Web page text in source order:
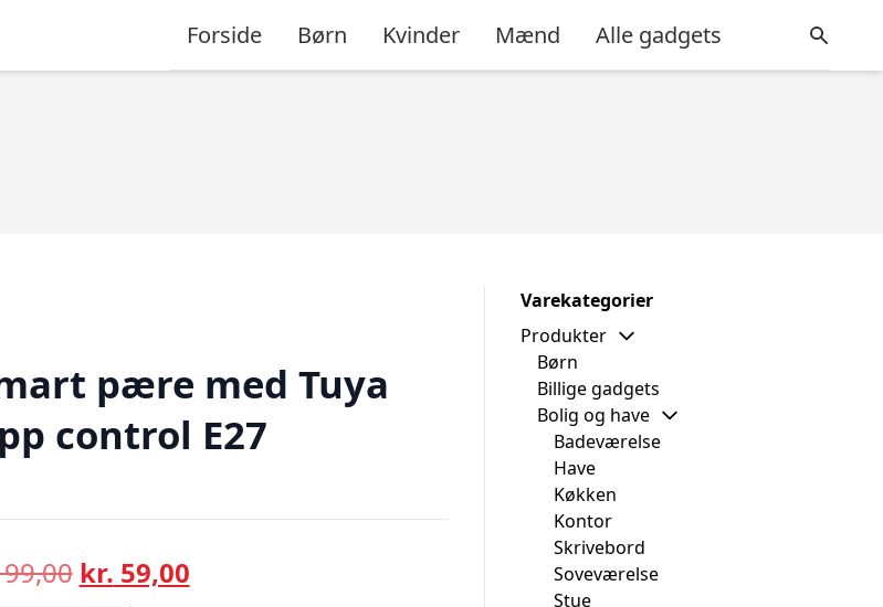
Forside Børn Kvinder Mænd Alle gadgets
pære med Tuya
control E27
Den
kr. 59,00Den
Varekategorier
Produkter
Børn
Billige gadgets
Bolig og have
Badeværelse
Have
Køkken
Kontor
Skrivebord
Soveværelse
Stue